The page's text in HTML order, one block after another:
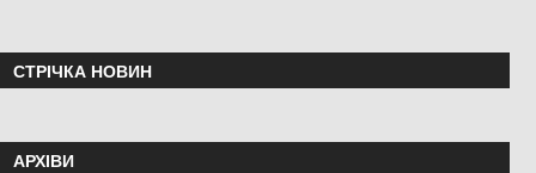
СТРІЧКА НОВИН
АРХІВИ